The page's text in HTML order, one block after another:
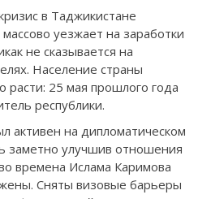
в Таджикистане
уезжает на заработки
не сказывается на
Население страны
расти: 25 мая прошлого года
республики.
активен на дипломатическом
заметно улучшив отношения
времена Ислама Каримова
Сняты визовые барьеры